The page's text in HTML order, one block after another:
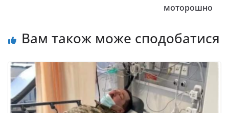
моторошно
Вам також може сподобатися